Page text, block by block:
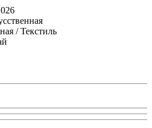
/ Текстиль